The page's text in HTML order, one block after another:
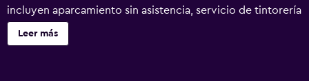
incluyen aparcamiento sin asistencia, servicio de tintorería
y lavandería. Hotel Hammer - Mainz Hauptbahnhof ofrece
39 alojamientos con aire acondicionado, minibar y caja
Leer más